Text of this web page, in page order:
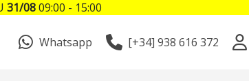
Whatsapp [+34] 938 616 372
31/0809:00 - 15:00